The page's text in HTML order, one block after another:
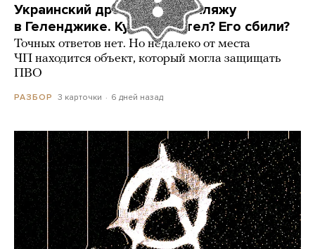
Украинский дрон попал по пляжу
в Геленджике. Куда он летел? Его сбили?
Точных ответов нет. Но недалеко от места
ЧП находится объект, который могла защищать
ПВО
РАЗБОР 3 карточки 6 дней назад